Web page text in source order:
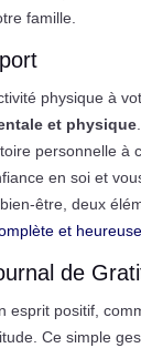
famille.
physique à
et physique
personnelle à
en soi et
être, deux
et heureuse
de
esprit positif,
Ce simple